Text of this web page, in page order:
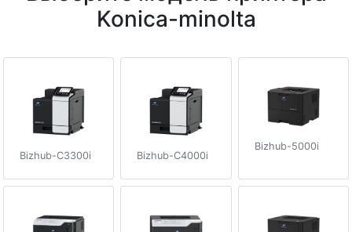
Konica-minolta
Bizhub-C3300i Bizhub-C4000i
Bizhub-5000i